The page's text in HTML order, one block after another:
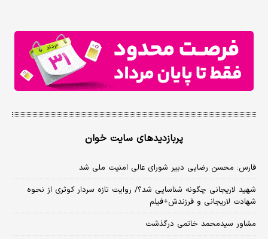
پربازدیدهای سایت خوان
فارس: محسن رضایی دبیر شورای عالی امنیت ملی شد
شهید لاریجانی چگونه شناسایی شد؟/ روایت تازه سردار کوثری از نحوه
شهادت لاریجانی و فرزندش+فیلم
مشاور سیدمحمد خاتمی درگذشت